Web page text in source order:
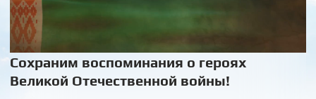
Сохраним воспоминания о героях
Великой Отечественной войны!